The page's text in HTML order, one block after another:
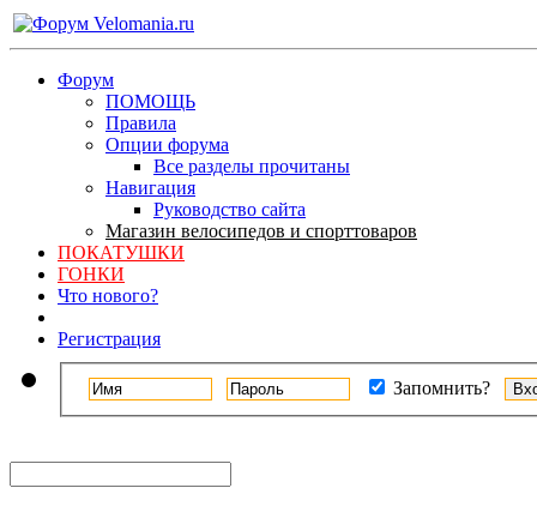
Форум
ПОМОЩЬ
Правила
Опции форума
Все разделы прочитаны
Навигация
Руководство сайта
Магазин велосипедов и спорттоваров
ПОКАТУШКИ
ГОНКИ
Что нового?
Регистрация
Запомнить?